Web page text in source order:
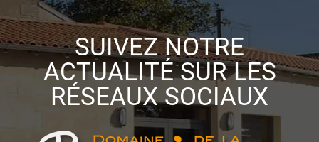
SUIVEZ NOTRE
ACTUALITÉ SUR LES
RÉSEAUX SOCIAUX